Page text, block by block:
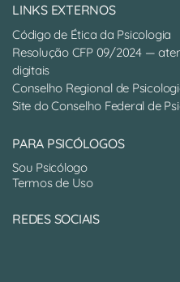
LINKS EXTERNOS
Código de Ética da Psicologia
Resolução CFP 09/2024 —
digitais
Conselho Regional de
Site do Conselho Federal de
PARA PSICÓLOGOS
Sou Psicólogo
Termos de Uso
REDES SOCIAIS